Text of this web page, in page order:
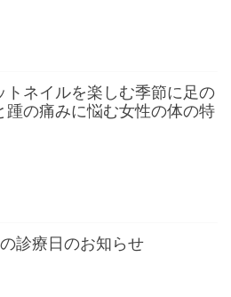
トネイルを楽しむ季節に足の
踵の痛みに悩む女性の体の特
診療日のお知らせ